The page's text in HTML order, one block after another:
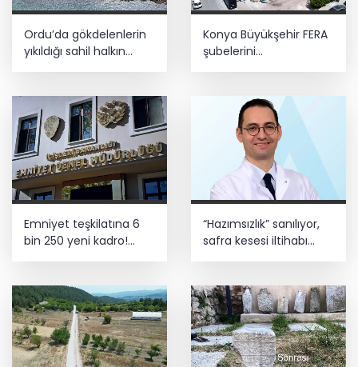
Ordu’da gökdelenlerin
yıkıldığı sahil halkın
hizmetine açıldı
Konya Büyükşehir FERA
şubelerini
yaygınlaştırıyor
Emniyet teşkilatına 6
bin 250 yeni kadro!
“Hazımsızlık” sanılıyor,
safra kesesi iltihabı